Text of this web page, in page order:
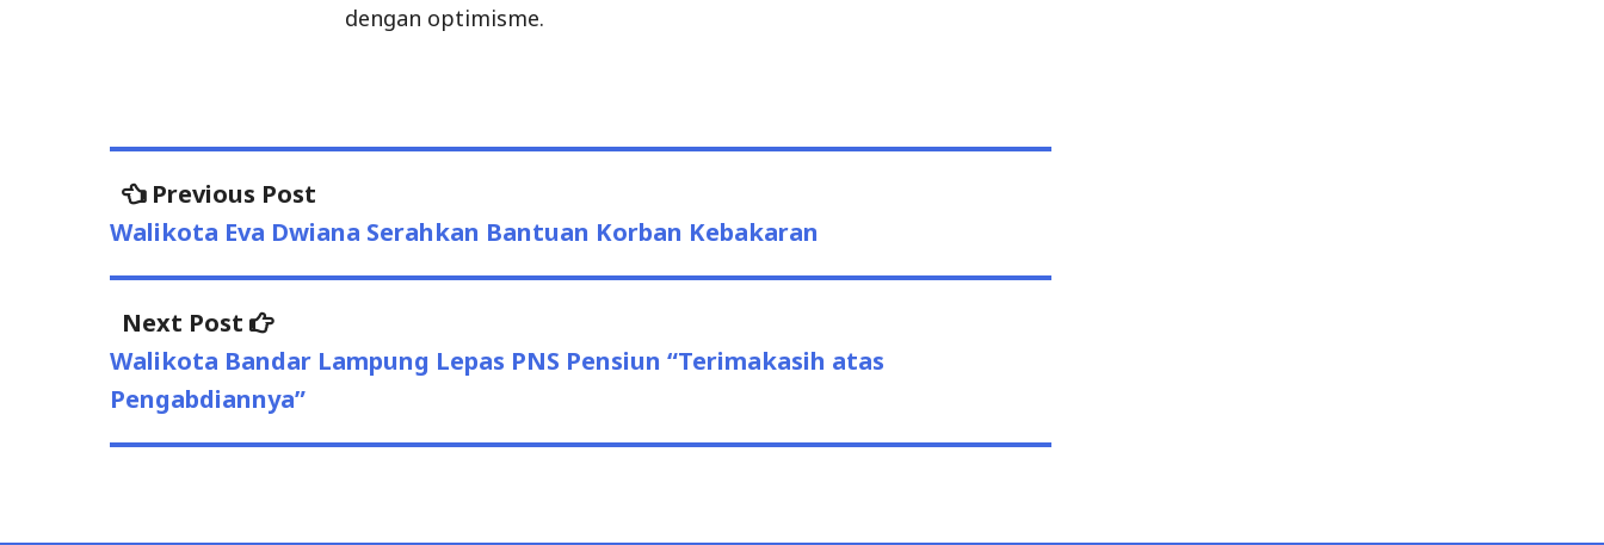
dengan optimisme.
Post
navigation
Previous Post
post:
Walikota Eva Dwiana Serahkan Bantuan Korban Kebakaran
Next Post
Next
post:
Walikota Bandar Lampung Lepas PNS Pensiun “Terimakasih atas
Pengabdiannya”